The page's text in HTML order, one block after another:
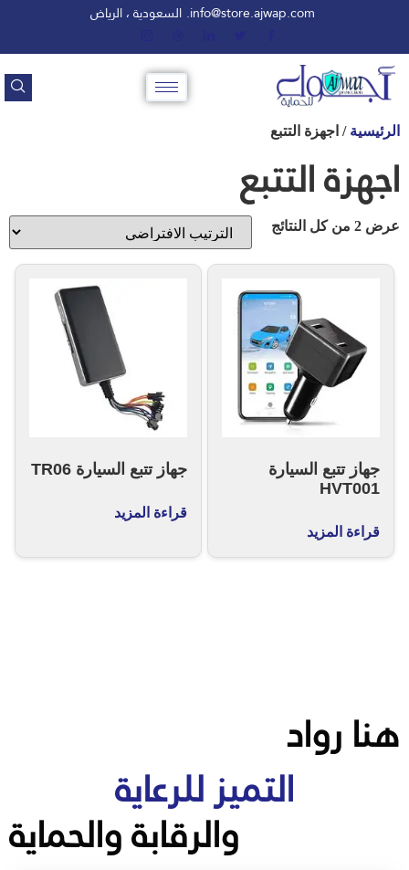
info@store.ajwap.com. السعودية ، الرياض
الرئيسية / اجهزة التتبع
اجهزة التتبع
عرض ⁦2⁩ من كل النتائج
جهاز تتبع السيارة
HVT001
قراءة المزيد
جهاز تتبع السيارة TR06
قراءة المزيد
هنا رواد
التميز للرعاية
والرقابة والحماية